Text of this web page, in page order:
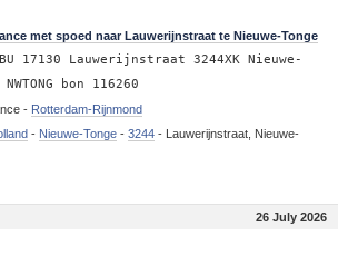
met spoed naar Lauwerijnstraat te Nieuwe-Tonge
17130 Lauwerijnstraat 3244XK Nieuwe-
bon 116260
- Rotterdam-Rijnmond
- Nieuwe-Tonge- 3244- Lauwerijnstraat, Nieuwe-
26 July 2026